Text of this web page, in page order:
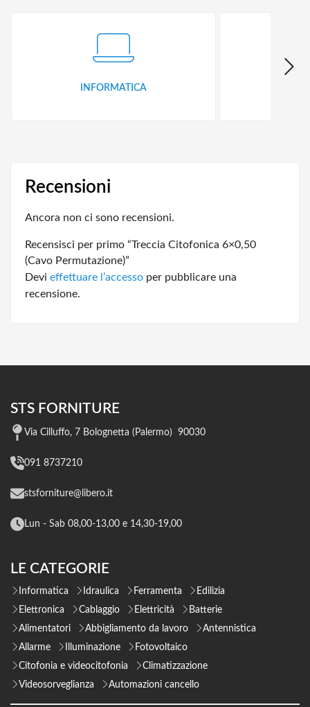
INFORMATICA
Recensioni
Ancora non ci sono recensioni.
Recensisci per primo “Treccia Citofonica 6×0,50
(Cavo Permutazione)”
Devi effettuare l’accesso per pubblicare una
recensione.
STS FORNITURE
Via Cilluffo, 7 Bolognetta (Palermo) 90030
091 8737210
stsforniture@libero.it
Lun - Sab 08,00-13,00 e 14,30-19,00
LE CATEGORIE
Informatica Idraulica Ferramenta
Edilizia
Elettronica
Cablaggio Elettricità
Batterie
Alimentatori
Abbigliamento da lavoro
Antennistica
Allarme
Illuminazione
Fotovoltaico
Citofonia e videocitofonia
Climatizzazione
Videosorveglianza
Automazioni cancello